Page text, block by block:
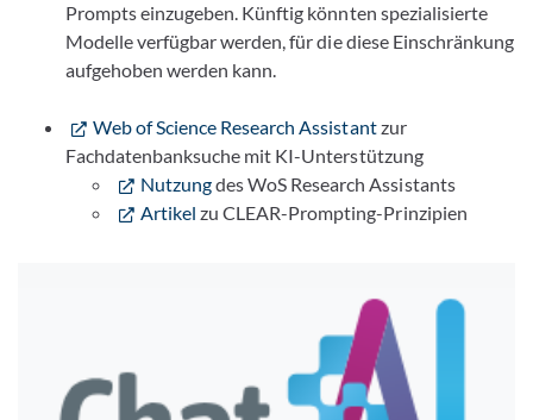
Prompts einzugeben. Künftig könnten spezialisierte
Modelle verfügbar werden, für die diese Einschränkung
aufgehoben werden kann.
Web of Science Research Assistantzur
Fachdatenbanksuche mit KI-Unterstützung
Nutzungdes WoS Research Assistants
Artikel zu CLEAR-Prompting-Prinzipien